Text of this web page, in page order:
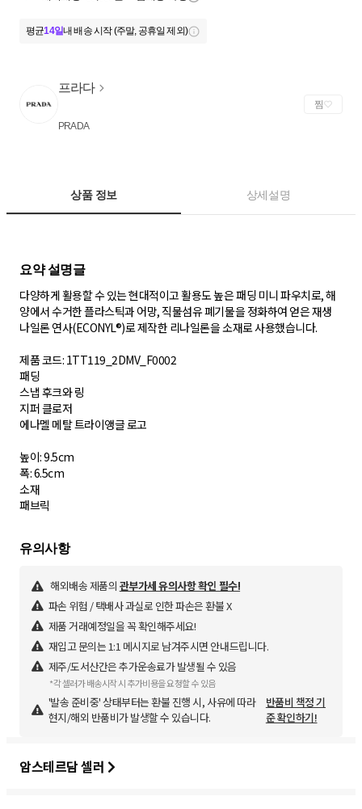
평균14일내 배송 시작 (주말, 공휴일 제외)
프라다
PRADA
찜
상품 정보 상세설명
요약 설명글
다양하게 활용할 수 있는 현대적이고 활용도 높은 패딩 미니 파우치로, 해
양에서 수거한 플라스틱과 어망, 직물섬유 폐기물을 정화하여 얻은 재생
나일론 연사(ECONYL®)로 제작한 리나일론을 소재로 사용했습니다.
제품 코드: 1TT119_2DMV_F0002
패딩
스냅 후크와 링
지퍼 클로저
에나멜 메탈 트라이앵글 로고
높이: 9.5cm
폭: 6.5cm
소재
패브릭
유의사항
해외배송 제품의 관부가세 유의사항 확인 필수!
파손 위험 / 택배사 과실로 인한 파손은 환불 X
제품 거래예정일을 꼭 확인해주세요!
재입고 문의는 1:1 메시지로 남겨주시면 안내드립니다.
제주/도서산간은 추가운송료가 발생될 수 있음
*각 셀러가 배송시작 시 추가비용을 요청할 수 있음
'발송 준비중' 상태부터는 환불 진행 시, 사유에 따라
현지/해외 반품비가 발생할 수 있습니다.
반품비 책정 기
준 확인하기!
암스테르담 셀러